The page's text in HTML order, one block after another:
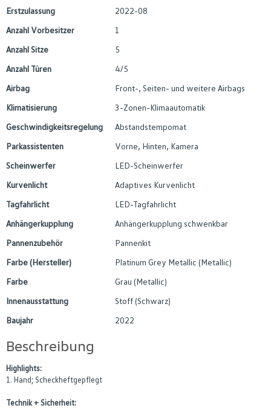
Erstzulassung
2022-08
Anzahl Vorbesitzer
1
Anzahl Sitze
5
Anzahl Türen
4/5
Airbag
Front-, Seiten- und weitere Airbags
Klimatisierung
3-Zonen-Klimaautomatik
Geschwindigkeitsregelung
Abstandstempomat
Parkassistenten
Vorne, Hinten, Kamera
Scheinwerfer
LED-Scheinwerfer
Kurvenlicht
Adaptives Kurvenlicht
Tagfahrlicht
LED-Tagfahrlicht
Anhängerkupplung
Anhängerkupplung schwenkbar
Pannenzubehör
Pannenkit
Farbe (Hersteller)
Platinum Grey Metallic (Metallic)
Farbe
Grau (Metallic)
Innenausstattung
Stoff (Schwarz)
Baujahr
2022
Beschreibung
Highlights:
1. Hand; Scheckheftgepflegt
Technik + Sicherheit: